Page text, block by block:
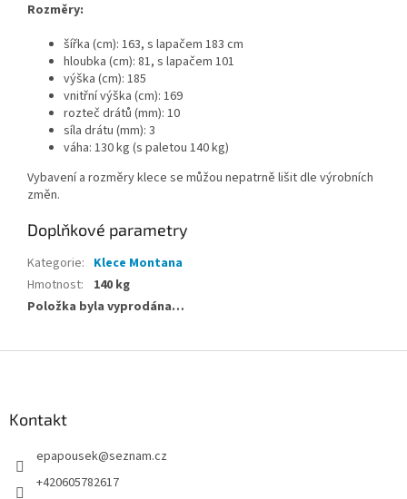
Rozměry:
šířka (cm): 163, s lapačem 183 cm
hloubka (cm): 81, s lapačem 101
výška (cm): 185
vnitřní výška (cm): 169
rozteč drátů (mm): 10
síla drátu (mm): 3
váha: 130 kg (s paletou 140 kg)
Vybavení a rozměry klece se můžou nepatrně lišit dle výrobních
změn.
Doplňkové parametry
Kategorie: Klece Montana
Hmotnost:
140 kg
Položka byla vyprodána…
Kontakt
epapousek@seznam.cz
+420605782617